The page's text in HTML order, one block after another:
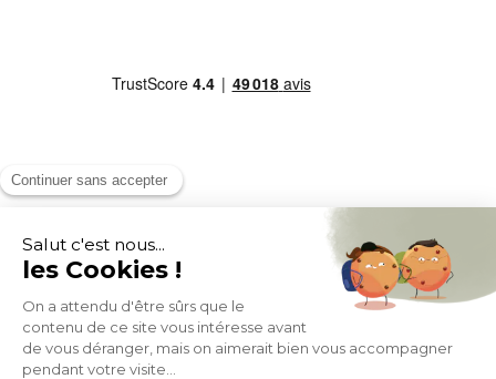
MOYENS DE PAIEMENT